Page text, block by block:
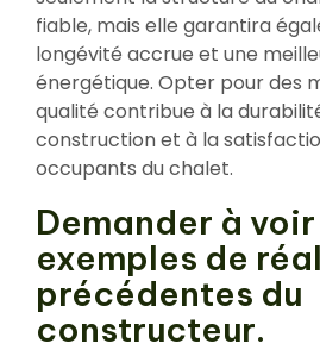
fiable, mais elle garantira
longévité accrue et une
énergétique. Opter pour des
qualité contribue à la
construction et à la
occupants du chalet.
Demander à
exemples de
précédentes du
constructeur.